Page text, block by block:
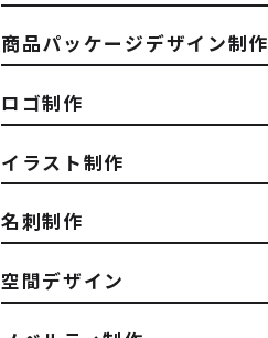
商品パッケージデザイン制作
ロゴ制作
イラスト制作
名刺制作
空間デザイン